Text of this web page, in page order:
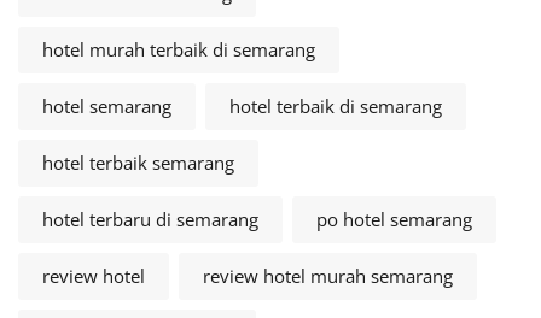
hotel murah terbaik di semarang
hotel semarang hotel terbaik di semarang
hotel terbaik semarang
hotel terbaru di semarang po hotel semarang
review hotel review hotel murah semarang